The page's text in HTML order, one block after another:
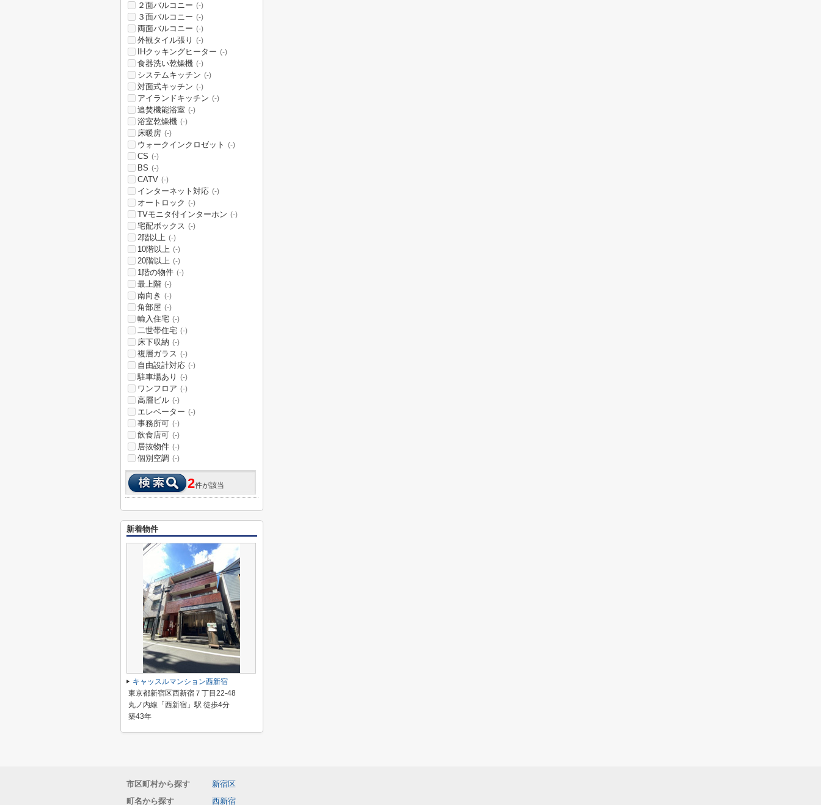
２面バルコニー (-)
３面バルコニー (-)
両面バルコニー (-)
外観タイル張り (-)
IHクッキングヒーター (-)
食器洗い乾燥機 (-)
システムキッチン (-)
対面式キッチン (-)
アイランドキッチン (-)
追焚機能浴室 (-)
浴室乾燥機 (-)
床暖房 (-)
ウォークインクロゼット (-)
CS (-)
BS (-)
CATV (-)
インターネット対応 (-)
オートロック (-)
TVモニタ付インターホン (-)
宅配ボックス (-)
2階以上 (-)
10階以上 (-)
20階以上 (-)
1階の物件 (-)
最上階 (-)
南向き (-)
角部屋 (-)
輸入住宅 (-)
二世帯住宅 (-)
床下収納 (-)
複層ガラス (-)
自由設計対応 (-)
駐車場あり (-)
ワンフロア (-)
高層ビル (-)
エレベーター (-)
事務所可 (-)
飲食店可 (-)
居抜物件 (-)
個別空調 (-)
2件が該当
新着物件
キャッスルマンション西新宿
東京都新宿区西新宿７丁目22-48
丸ノ内線「西新宿」駅 徒歩4分
築43年
市区町村から探す
新宿区
町名から探す
西新宿